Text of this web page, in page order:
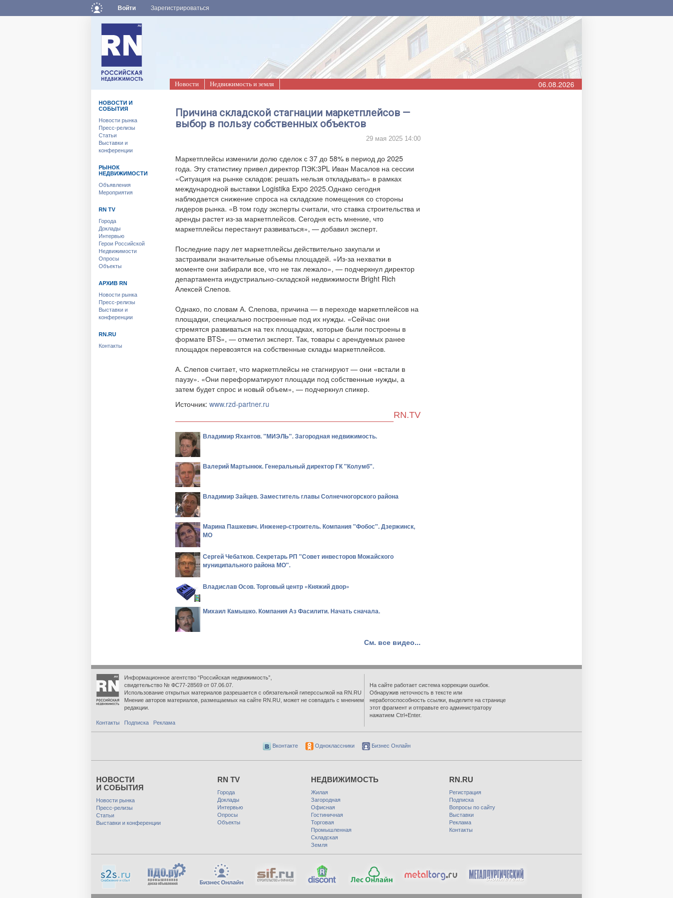
Войти Зарегистрироваться
Новости Недвижимость и земля 06.08.2026
Причина складской стагнации маркетплейсов —
выбор в пользу собственных объектов
29 мая 2025 14:00
Маркетплейсы изменили долю сделок с 37 до 58% в период до 2025
года. Эту статистику привел директор ПЭК:3PL Иван Масалов на сессии
«Ситуация на рынке складов: решать нельзя откладывать» в рамках
международной выставки Logistika Expo 2025.Однако сегодня
наблюдается снижение спроса на складские помещения со стороны
лидеров рынка. «В том году эксперты считали, что ставка строительства и
аренды растет из-за маркетплейсов. Сегодня есть мнение, что
маркетплейсы перестанут развиваться», — добавил эксперт.
Последние пару лет маркетплейсы действительно закупали и
застраивали значительные объемы площадей. «Из-за нехватки в
моменте они забирали все, что не так лежало», — подчеркнул директор
департамента индустриально-складской недвижимости Bright Rich
Алексей Слепов.
Однако, по словам А. Слепова, причина — в переходе маркетплейсов на
площадки, специально построенные под их нужды. «Сейчас они
стремятся развиваться на тех площадках, которые были построены в
формате BTS», — отметил эксперт. Так, товары с арендуемых ранее
площадок перевозятся на собственные склады маркетплейсов.
А. Слепов считает, что маркетплейсы не стагнируют — они «встали в
паузу». «Они переформатируют площади под собственные нужды, а
затем будет спрос и новый объем», — подчеркнул спикер.
Источник: www.rzd-partner.ru
RN.TV
Владимир Яхантов. "МИЭЛЬ". Загородная недвижимость.
Валерий Мартынюк. Генеральный директор ГК "Колумб".
Владимир Зайцев. Заместитель главы Солнечногорского района
Марина Пашкевич. Инженер-строитель. Компания "Фобос". Дзержинск,
МО
Сергей Чебатков. Секретарь РП "Совет инвесторов Можайского
муниципального района МО".
Владислав Осов. Торговый центр «Княжий двор»
Михаил Камышко. Компания Аз Фасилити. Начать сначала.
См. все видео...
НОВОСТИ И
СОБЫТИЯ
Новости рынка
Пресс-релизы
Статьи
Выставки и
конференции
РЫНОК
НЕДВИЖИМОСТИ
Объявления
Мероприятия
RN TV
Города
Доклады
Интервью
Герои Российской
Недвижимости
Опросы
Объекты
АРХИВ RN
Новости рынка
Пресс-релизы
Выставки и
конференции
RN.RU
Контакты
Информационное агентство “Российская недвижимость”,
свидетельство № ФС77-28569 от 07.06.07.
Использование открытых материалов разрешается с обязательной гиперссылкой на RN.RU
Мнение авторов материалов, размещаемых на сайте RN.RU, может не совпадать с мнением
редакции.
Контакты Подписка Реклама
На сайте работает система коррекции ошибок.
Обнаружив неточность в тексте или
неработоспособность ссылки, выделите на странице
этот фрагмент и отправьте его администратору
нажатием Ctrl+Enter.
Вконтакте Одноклассники Бизнес Онлайн
НОВОСТИ
И СОБЫТИЯ
Новости рынка
Пресс-релизы
Статьи
Выставки и конференции
RN TV
Города
Доклады
Интервью
Опросы
Объекты
НЕДВИЖИМОСТЬ
Жилая
Загородная
Офисная
Гостиничная
Торговая
Промышленная
Складская
Земля
RN.RU
Регистрация
Подписка
Вопросы по сайту
Выставки
Реклама
Контакты